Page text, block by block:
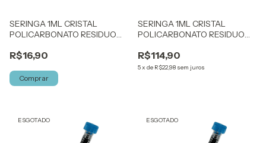
SERINGA 1ML CRISTAL
POLICARBONATO RESIDUO
R$16,90
Comprar
SERINGA 1ML CRISTAL
POLICARBONATO RESIDUO
R$114,90
5x de R$22,98 sem juros
ESGOTADO ESGOTADO